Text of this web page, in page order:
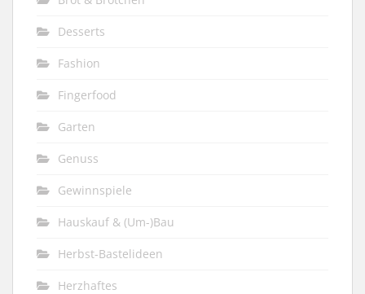
Desserts
Fashion
Fingerfood
Garten
Genuss
Gewinnspiele
Hauskauf & (Um-)Bau
Herbst-Bastelideen
Herzhaftes